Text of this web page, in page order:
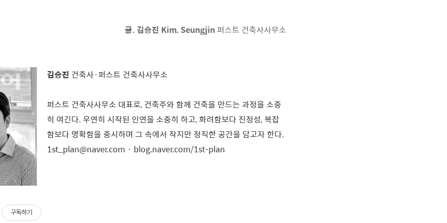
글. 김승진 Kim, Seungjin 퍼스트 건축사사무소
김승진 건축사·퍼스트 건축사사무소
퍼스트 건축사사무소 대표로, 건축주와 함께 건축을 만드는 과정을 소중
히 여긴다. 우연히 시작된 인연을 소중히 하고, 화려함보다 진정성, 복잡
함보다 명확함을 중시하며 그 속에서 작지만 정직한 공간을 담고자 한다.
1st_plan@naver.com · blog.naver.com/1st-plan
구독하기